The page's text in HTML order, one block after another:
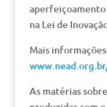
aperfeiçoamento
na Lei de
Mais
As matérias